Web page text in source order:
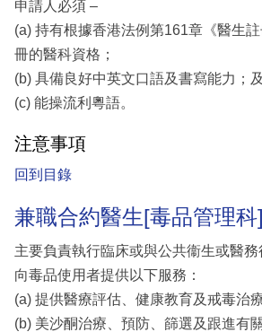
申請人必須 –
(a) 持有根據香港法例第161章《醫生
冊的醫科資格；
(b) 具備良好中英文口語及書寫能力；及
(c) 能操流利粵語。
注意事項
回到目錄
兼職合約醫生[毒品管理
主要負責執行臨床或與公共衞生或醫
向毒品使用者提供以下服務：
(a) 提供醫療評估、健康教育及戒毒治
(b) 美沙酮治療、預防、篩選及跟進有